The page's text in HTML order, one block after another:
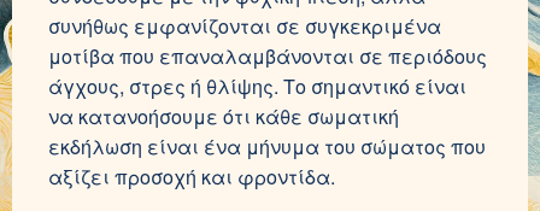
συνήθως εμφανίζονται σε συγκεκριμένα
μοτίβα που επαναλαμβάνονται σε περιόδους
άγχους, στρες ή θλίψης. Το σημαντικό είναι
να κατανοήσουμε ότι κάθε σωματική
εκδήλωση είναι ένα μήνυμα του σώματος που
αξίζει προσοχή και φροντίδα.